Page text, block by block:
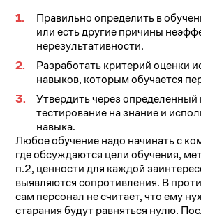
Правильно определить в
или есть другие причины
нерезультативности.
Разработать критерий оценки
навыков, которым обучается
Утвердить через
тестирование на знание и
навыка.
Любое обучение надо начинать с
где обсуждаются цели обучения,
п.2, ценности для каждой
выявляются сопротивления. В
сам персонал не считает, что ему
старания будут равняться нулю.